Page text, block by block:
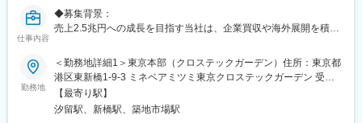
■組織構成
経理部 経理G 連結T：8名（管理職1名、係長級3名、担当職2名、
出向者、派遣）
■魅力
当グループは「モビリティサービスカンパニー」への変革を掲げ
ており、当社が担う販売金融領域においても、決済アプリの運営
や連結子会社（商用車領域）・関連会社（愛車サブスクリプショ
仕事内容
◆募集背景：
売上2.5兆円への成長を目指す当社は、企業買収や海外展開を積極
ルで活躍頂く、引いては将来的に経理部門を牽引頂く次世代リー
ダー候補を募集します。
ご希望や適性に応じ、下記業務をご担当いただく想定です。
―決算業務（連結・単体）、開示資料作成
勤務地
＜勤務地詳細1＞東京本部（クロステックガーデン）住所：東京都
港区東新橋1-9-3 ミネベアミツミ東京クロステックガーデン 受動
喫煙対策：屋内全面禁煙＜勤務地詳細2＞海外工場住所：アジア
(タイ・中国・カンボジア・フィリピン) 受動喫煙対策：屋内全面
【最寄り駅】
汐留駅、新橋駅、築地市場駅